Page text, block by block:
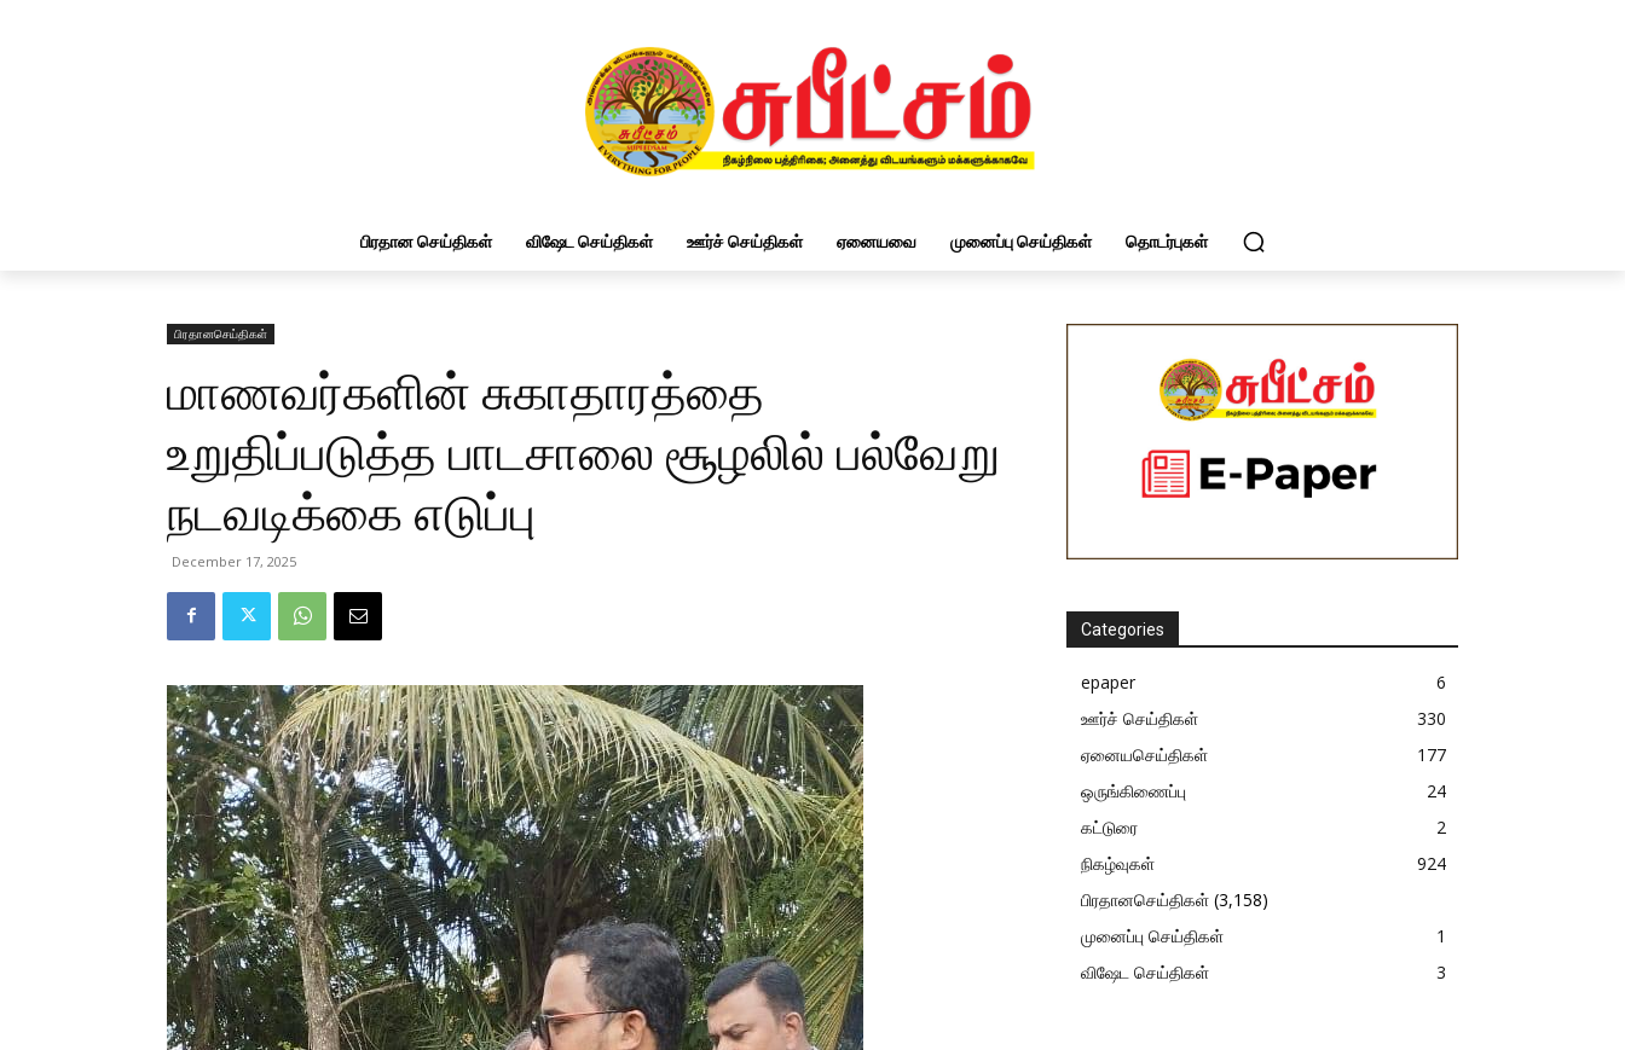
பிரதான செய்திகள் விஷேட செய்திகள் ஊர்ச் செய்திகள் ஏனையவை முனைப்பு செய்திகள் தொடர்புகள்
பிரதானசெய்திகள்
மாணவர்களின் சுகாதாரத்தை
உறுதிப்படுத்த பாடசாலை சூழலில் பல்வேறு
நடவடிக்கை எடுப்பு
December 17, 2025
Categories
epaper
6
ஊர்ச் செய்திகள்
330
ஏனையசெய்திகள்
177
ஒருங்கிணைப்பு
24
கட்டுரை
2
நிகழ்வுகள்
924
பிரதானசெய்திகள் (3,158)
முனைப்பு செய்திகள்
1
விஷேட செய்திகள்
3